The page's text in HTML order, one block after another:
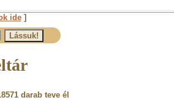
ide]
darab teve él